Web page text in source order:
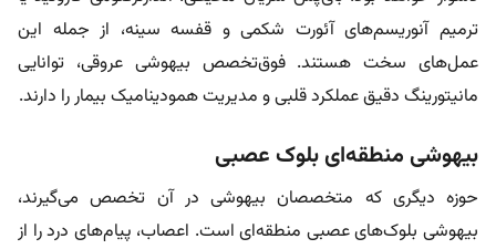
ترمیم آنوریسم‌های آئورت شکمی و قفسه سینه، از جمله این
عمل‌های سخت هستند. فوق‌تخصص بیهوشی عروقی، توانایی
مانیتورینگ دقیق عملکرد قلبی و مدیریت همودینامیک بیمار را دارند.
بیهوشی منطقه‌ای بلوک عصبی
حوزه دیگری که متخصصان بیهوشی در آن تخصص می‌گیرند،
بیهوشی بلوک‌های عصبی منطقه‌ای است. اعصاب، پیام‌های درد را از